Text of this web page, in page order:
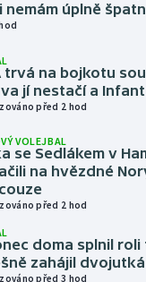
nemám úplně
trvá na bojkotu
jí nestačí a
před 2 hod
VOLEJBAL
se Sedlákem v
na hvězdné
před 2 hod
doma splnil
zahájil
před 3 hod